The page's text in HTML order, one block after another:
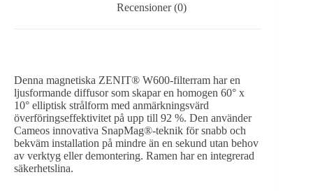
Recensioner (0)
Denna magnetiska ZENIT® W600-filterram har en
ljusformande diffusor som skapar en homogen 60° x
10° elliptisk strålform med anmärkningsvärd
överföringseffektivitet på upp till 92 %. Den använder
Cameos innovativa SnapMag®-teknik för snabb och
bekväm installation på mindre än en sekund utan behov
av verktyg eller demontering. Ramen har en integrerad
säkerhetslina.